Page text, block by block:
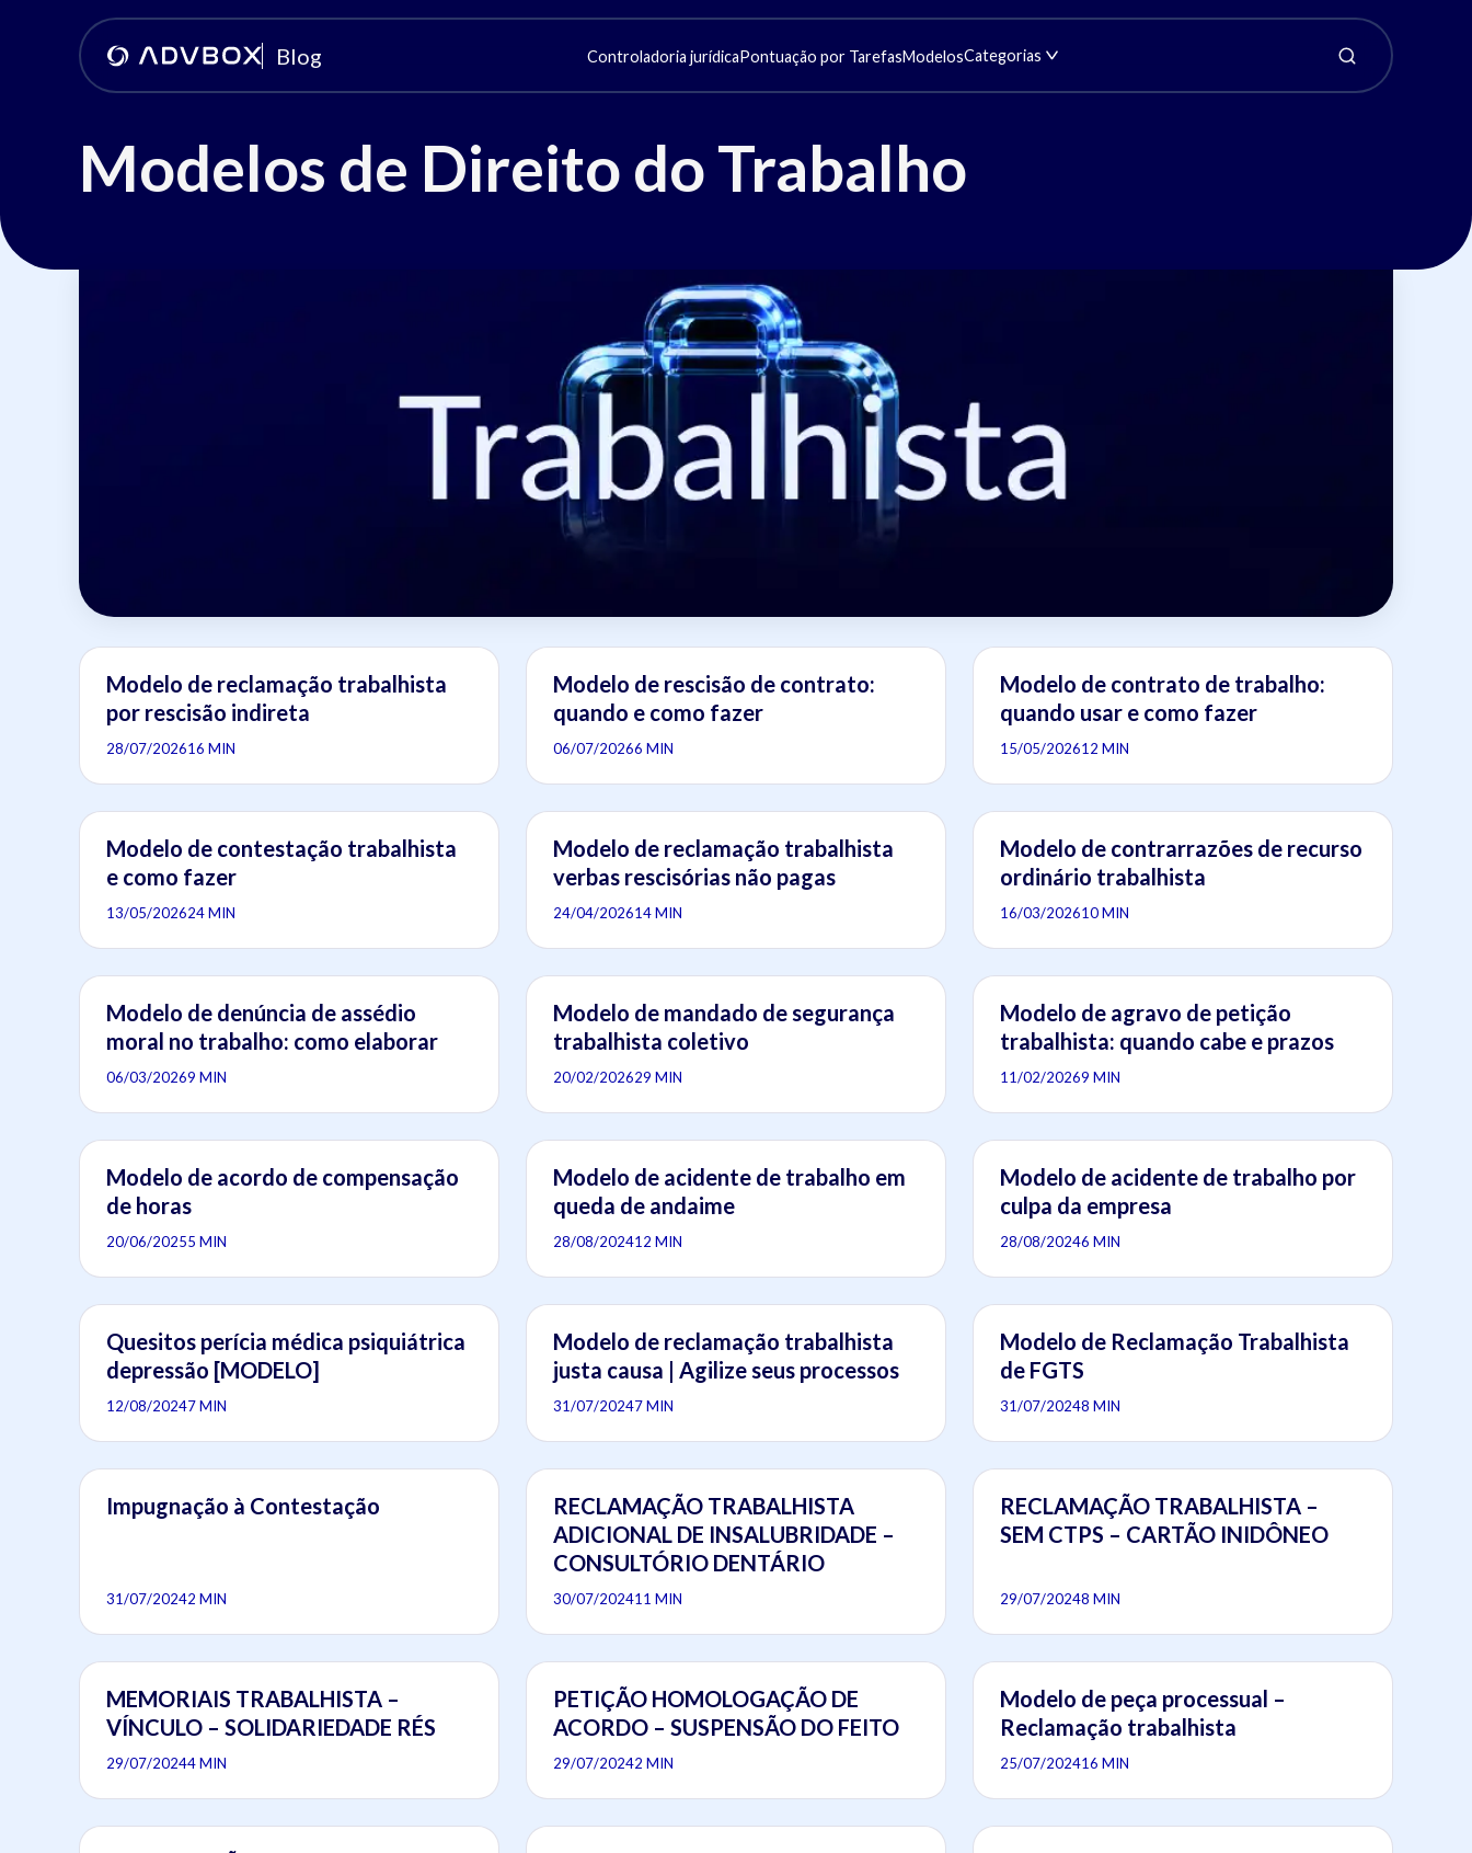
Blog Controladoria jurídicaPontuação por TarefasModelosCategorias
Modelos de Direito do Trabalho
Modelo de reclamação trabalhista
por rescisão indireta
28/07/202616 MIN
Modelo de rescisão de contrato:
quando e como fazer
06/07/20266 MIN
Modelo de contrato de trabalho:
quando usar e como fazer
15/05/202612 MIN
Modelo de contestação trabalhista
e como fazer
13/05/202624 MIN
Modelo de reclamação trabalhista
verbas rescisórias não pagas
24/04/202614 MIN
Modelo de contrarrazões de recurso
ordinário trabalhista
16/03/202610 MIN
Modelo de denúncia de assédio
moral no trabalho: como elaborar
06/03/20269 MIN
Modelo de mandado de segurança
trabalhista coletivo
20/02/202629 MIN
Modelo de agravo de petição
trabalhista: quando cabe e prazos
11/02/20269 MIN
Modelo de acordo de compensação
de horas
20/06/20255 MIN
Modelo de acidente de trabalho em
queda de andaime
28/08/202412 MIN
Modelo de acidente de trabalho por
culpa da empresa
28/08/20246 MIN
Quesitos perícia médica psiquiátrica
depressão [MODELO]
12/08/20247 MIN
Modelo de reclamação trabalhista
justa causa | Agilize seus processos
31/07/20247 MIN
Modelo de Reclamação Trabalhista
de FGTS
31/07/20248 MIN
Impugnação à Contestação
31/07/20242 MIN
RECLAMAÇÃO TRABALHISTA
ADICIONAL DE INSALUBRIDADE –
CONSULTÓRIO DENTÁRIO
30/07/202411 MIN
RECLAMAÇÃO TRABALHISTA –
SEM CTPS – CARTÃO INIDÔNEO
29/07/20248 MIN
MEMORIAIS TRABALHISTA –
VÍNCULO – SOLIDARIEDADE RÉS
29/07/20244 MIN
PETIÇÃO HOMOLOGAÇÃO DE
ACORDO – SUSPENSÃO DO FEITO
29/07/20242 MIN
Modelo de peça processual –
Reclamação trabalhista
25/07/202416 MIN